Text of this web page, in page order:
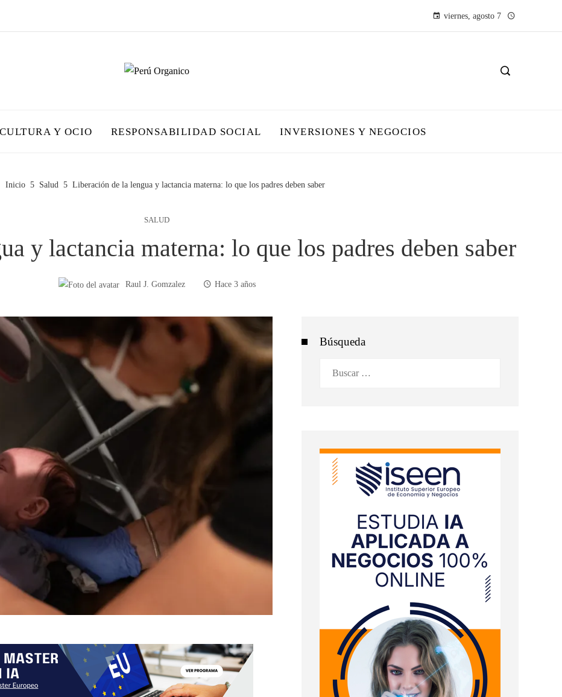
viernes, agosto 7
CULTURA Y OCIO RESPONSABILIDAD SOCIAL INVERSIONES Y NEGOCIOS
Inicio Salud Liberación de la lengua y lactancia materna: lo que los padres deben saber
SALUD
y lactancia materna: lo que los padres deben saber
Raul J. Gomzalez Hace 3 años
Búsqueda